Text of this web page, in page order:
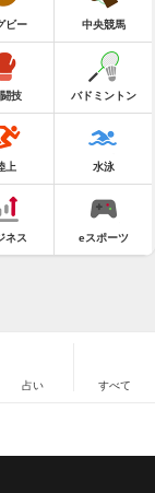
ビー 中央競馬
技 バドミントン
上 水泳
ネス eスポーツ
占い すべて